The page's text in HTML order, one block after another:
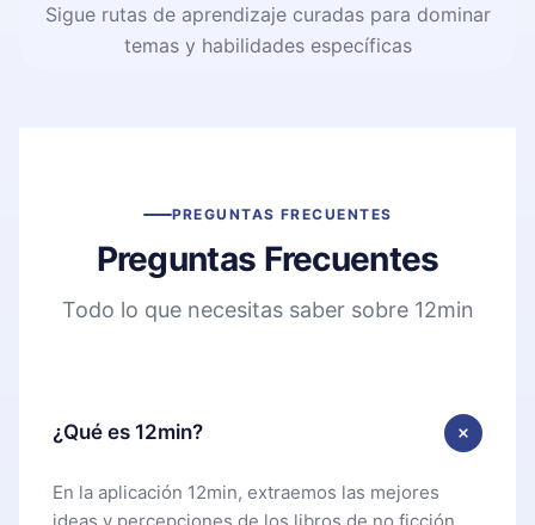
Sigue rutas de aprendizaje curadas para dominar
temas y habilidades específicas
PREGUNTAS FRECUENTES
Preguntas Frecuentes
Todo lo que necesitas saber sobre 12min
¿Qué es 12min?
En la aplicación 12min, extraemos las mejores